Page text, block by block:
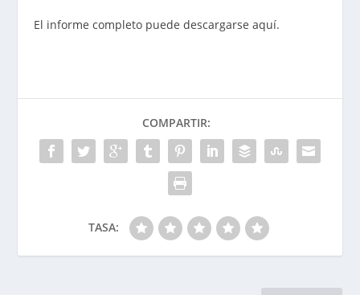
El informe completo puede descargarse aquí.
COMPARTIR:
TASA: